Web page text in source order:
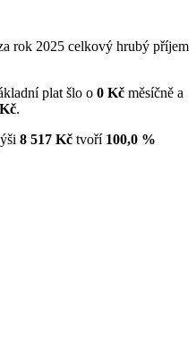
rok 2025 celkový hrubý příjem
plat šlo o 0 Kč měsíčně a
.
8 517 Kč tvoří 100,0 %